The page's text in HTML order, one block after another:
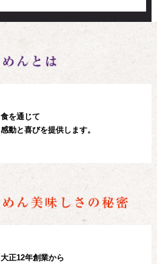
食を通じて
感動と喜びを提供します。
大正12年創業から